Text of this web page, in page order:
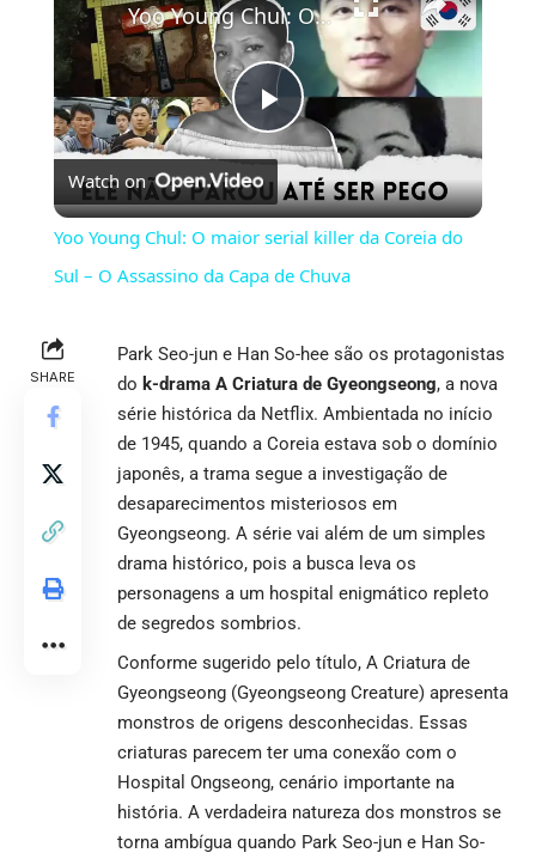
Play
Video
Yoo Young Chul: O maior serial killer da Coreia do Sul – O Assassino da Capa de Chuva
Watch on
Yoo Young Chul: O maior serial killer da Coreia do
Sul – O Assassino da Capa de Chuva
SHARE
Park Seo-jun e Han So-hee são os protagonistas
do k-drama A Criatura de Gyeongseong, a nova
série histórica da Netflix. Ambientada no início
de 1945, quando a Coreia estava sob o domínio
japonês, a trama segue a investigação de
desaparecimentos misteriosos em
Gyeongseong. A série vai além de um simples
drama histórico, pois a busca leva os
personagens a um hospital enigmático repleto
de segredos sombrios.
Conforme sugerido pelo título, A Criatura de
Gyeongseong (Gyeongseong Creature) apresenta
monstros de origens desconhecidas. Essas
criaturas parecem ter uma conexão com o
Hospital Ongseong, cenário importante na
história. A verdadeira natureza dos monstros se
torna ambígua quando Park Seo-jun e Han So-